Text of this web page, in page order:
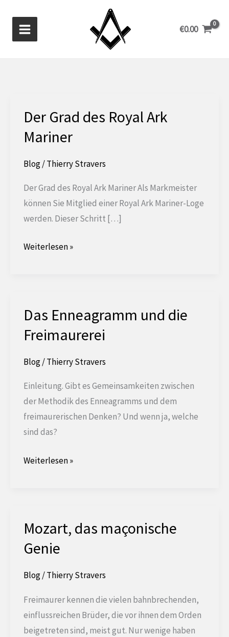
Inhalt
springen
€0.00
Der Grad des Royal Ark
Mariner
Blog/Thierry Stravers
Der Grad des Royal Ark Mariner Als Markmeister
können Sie Mitglied einer Royal Ark Mariner-Loge
werden. Dieser Schritt […]
Der
Ark
Mariner
Weiterlesen »
Das Enneagramm und die
Freimaurerei
Blog/Thierry Stravers
Einleitung. Gibt es Gemeinsamkeiten zwischen
der Methodik des Enneagramms und dem
freimaurerischen Denken? Und wenn ja, welche
sind das?
Das
Freimaurerei
Weiterlesen »
Mozart, das maçonische
Genie
Blog/Thierry Stravers
Freimaurer kennen die vielen bahnbrechenden,
einflussreichen Brüder, die vor ihnen dem Orden
beigetreten sind, meist gut. Nur wenige haben